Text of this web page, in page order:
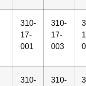
310-
17-
001
310-
17-
003
310-
310-